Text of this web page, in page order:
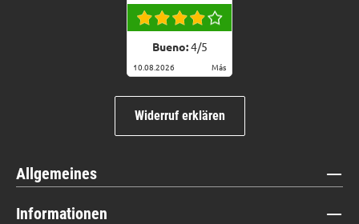
Bueno:4/5
10.08.2026 Más
Widerruf erklären
Allgemeines
Informationen